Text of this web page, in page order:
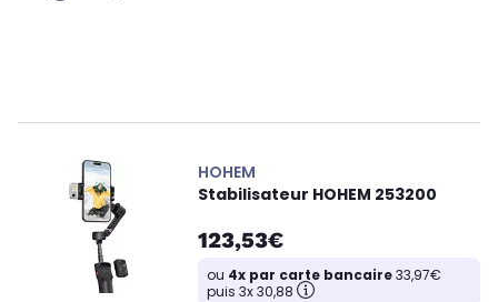
HOHEM
Stabilisateur HOHEM 253200
123,53€
ou 4x par carte bancaire33,97€
puis 3x 30,88